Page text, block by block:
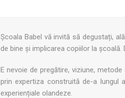
Școala Babel vă invită să degustați,
de bine și implicarea copiilor la
E nevoie de pregătire, viziune,
prin expertiza construită de-a lungul
experiențiale olandeze.